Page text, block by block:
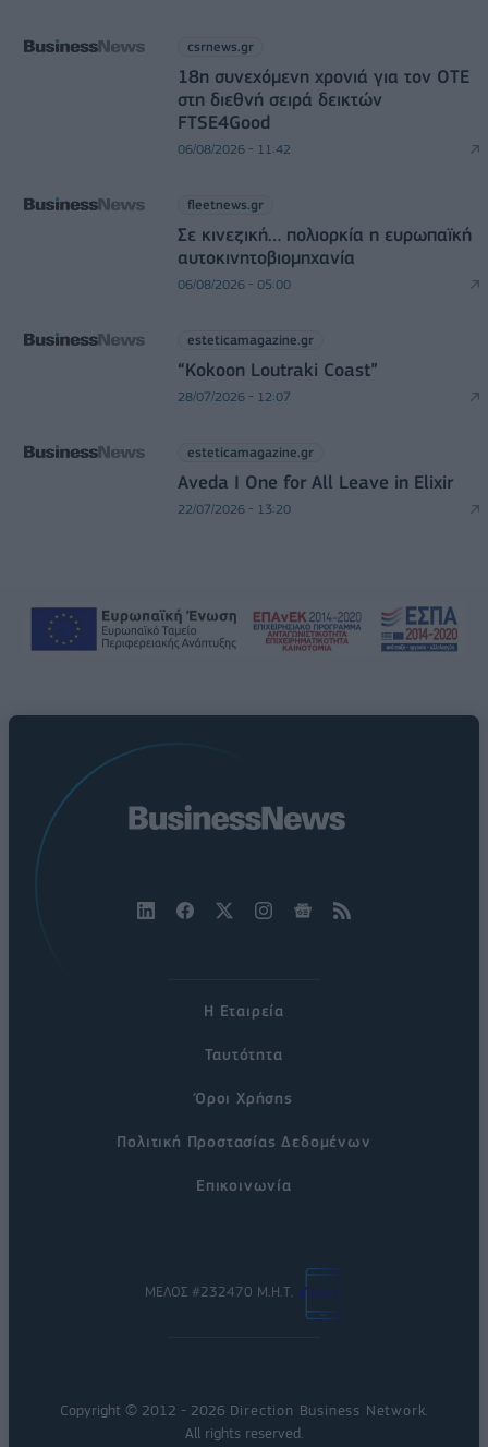
csrnews.gr
18η συνεχόμενη χρονιά για τον ΟΤΕ
στη διεθνή σειρά δεικτών
FTSE4Good
06/08/2026 - 11:42
fleetnews.gr
Σε κινεζική… πολιορκία η ευρωπαϊκή
αυτοκινητοβιομηχανία
06/08/2026 - 05:00
esteticamagazine.gr
“Kokoon Loutraki Coast”
28/07/2026 - 12:07
esteticamagazine.gr
Aveda I One for All Leave in Elixir
22/07/2026 - 13:20
Η Εταιρεία
Ταυτότητα
Όροι Χρήσης
Πολιτική Προστασίας Δεδομένων
Επικοινωνία
ΜΕΛΟΣ #232470 Μ.Η.Τ.
Copyright © 2012 - 2026 Direction Business Network
All rights reserved.